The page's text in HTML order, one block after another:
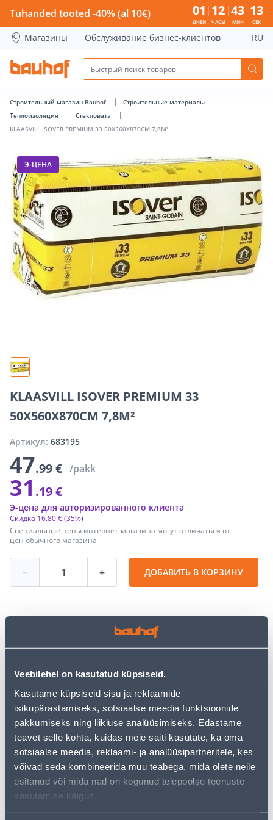
Veebilehel on kasutatud küpsiseid.
Kasutame küpsiseid sisu ja reklaamide
isikupärastamiseks, sotsiaalse meedia funktsioonide
pakkumiseks ning liikluse analüüsimiseks. Edastame
teavet selle kohta, kuidas meie saiti kasutate, ka oma
sotsiaalse meedia, reklaami- ja analüüsipartneritele, kes
võivad seda kombineerida muu teabega, mida olete neile
esitanud või mida nad on kogunud teiepoolse teenuste
kasutamise käigus.
KLAASVILL ISOVER PREMIUM 33 50X560X870CM 7,8M² -
Tuhanded tooted -40% (al 10€) 01
ДНЕЙ
12
ЧАСЫ
43
МИН
12
СЕК
Магазины Обслуживание бизнес-клиентов RU
Строительный магазин Bauhof
Строительные материалы
Теплоизоляция
Стекловата
KLAASVILL ISOVER PREMIUM 33 50X560X870CM 7,8M²
Э-ЦЕНА
KLAASVILL ISOVER PREMIUM 33
50X560X870CM 7,8M²
Артикул: 683195
47.99 € /pakk
31 .19 €
Специальные цены интернет-магазина могут отличаться от
цен обычного магазина
Скидка 16.80 €(35%)
Э-цена для авторизированного клиента
− + ДОБАВИТЬ В КОРЗИНУ
Посмотреть наличие
• Pehme pinnakatteta mineraalvillaplaat.
• Plaadi mõõtmed on 50 x 560 x 870 mm.
• Lõhnatu, ei lagune ega paku soodsat kasvupinnast
hallitusseentele.
• 14-päevane tagastusõigus
Забрать в магазине, с 09.08.2026
Ожидаемая доставка домой от 16,90 € с 2-5 tööpäeva